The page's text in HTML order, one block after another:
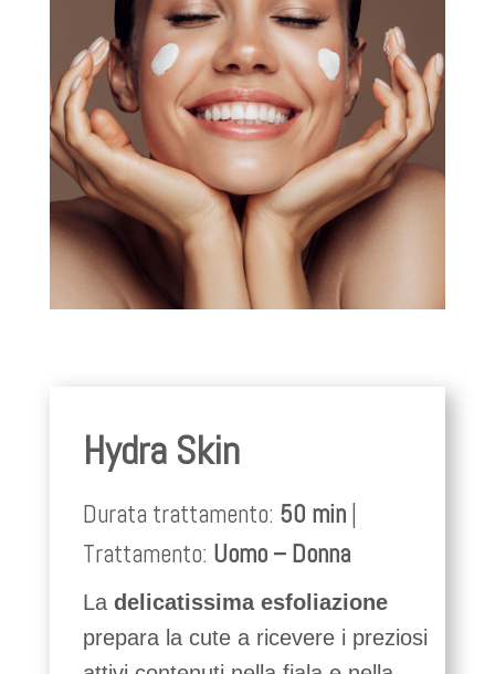
Hydra Skin
Durata trattamento: 50 min|
Trattamento: Uomo – Donna
La delicatissima esfoliazione
prepara la cute a ricevere i preziosi